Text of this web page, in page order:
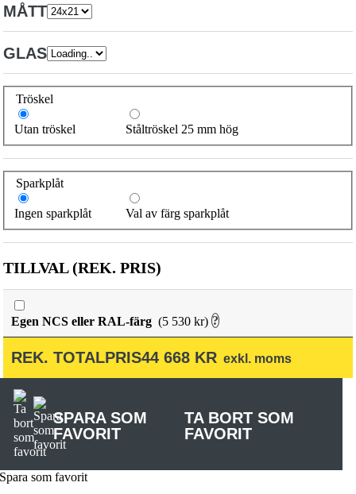
MÅTT
GLAS
Tröskel
Utan tröskel Ståltröskel 25 mm hög
Sparkplåt
Ingen sparkplåt Val av färg sparkplåt
Egen NCS eller RAL-färg (5 530 kr) ?
REK. TOTALPRIS44 668 KR exkl. moms
SPARA SOM
FAVORIT
TA BORT SOM
FAVORIT
Spara som favorit